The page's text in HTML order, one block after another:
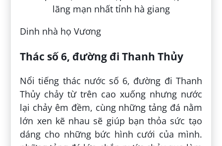
Dinh nhà họ Vương
Thác số 6, đường đi Thanh Thủy
Nổi tiếng thác nước số 6, đường đi Thanh
Thủy chảy từ trên cao xuống nhưng nước
lại chảy êm đềm, cùng những tảng đá nằm
lớn xen kẽ nhau sẽ giúp bạn thỏa sức tạo
dáng cho những bức hình cưới của mình.